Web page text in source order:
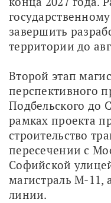
завершить
территории до
Второй этап
перспективного
Подбельского до
рамках проекта
строительство
пересечении с
Софийской
магистраль М-11,
линии.